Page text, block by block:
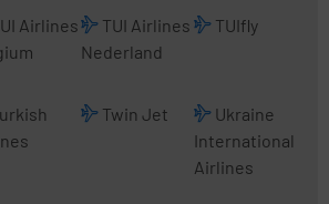
Airlines
TUI Airlines
Nederland
TUIfly
Twin Jet
Ukraine
International
Airlines